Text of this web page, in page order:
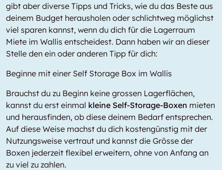
gibt aber diverse Tipps und Tricks, wie du das Beste aus
deinem Budget herausholen oder schlichtweg möglichst
viel sparen kannst, wenn du dich für die Lagerraum
Miete im Wallis entscheidest. Dann haben wir an dieser
Stelle den ein oder anderen Tipp für dich:
Beginne mit einer Self Storage Box im Wallis
Brauchst du zu Beginn keine grossen Lagerflächen,
kannst du erst einmal kleine Self-Storage-Boxen mieten
und herausfinden, ob diese deinem Bedarf entsprechen.
Auf diese Weise machst du dich kostengünstig mit der
Nutzungsweise vertraut und kannst die Grösse der
Boxen jederzeit flexibel erweitern, ohne von Anfang an
zu viel zu zahlen.